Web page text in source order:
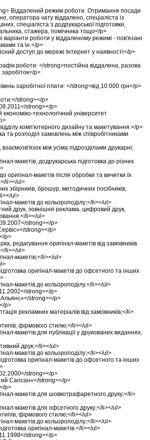
Віддалений режим роботи. Отримання посади
оператора чату віддалено, спеціаліста із
спеціаліста з додрукарської підготовки,
стажера, помічника тощо</p>
варіанти роботи у віддаленому режимі - пов'язані
та ін.</p>
доступ до мережі Інтернет у наявності</p>
роботи: </strong>постійна віддалена, разова
p>
заробітної плати: </strong>від 10 000 грн</p>
strong></p>
strong></p>
технологічний університет
комп'ютерного дизайну та макетування.</p>
та розподіл замовлень між співробітниками
між усіма підрозділами друкарні;
макетів, додрукарська підготовка до різних
оригінал-макетів після обробки та вичитки їх
li></ul>
збірників, брошур, методичних посібників,
ul>
макетів до кольороподілу;</li></ul>
друк, зовнішня реклама, цифровий друк,
li></ul>
strong></p>
strong></p>
p>
редагування оригінал-макетів від замовників
li></ul>
макетів;</li></ul>
оригінал-макетів до офсетного та інших
макетів до кольороподілу.</li></ul>
strong></p>
strong></p>
p>
рекламних матеріалів від замовників;</li>
фірмового стилю;</li></ul>
макетів для публікації у друкованих виданнях;
друк;</li></ul>
макетів до кольороподілу;</li></ul>
оригінал-макетів до офсетного та інших
strong></p>
Сапсан»</strong></p>
p>
макетів для шовкотрафаретного друку;</li>
макетів для офсетного друку;</li></ul>
фірмового стилю;</li></ul>
макетів до кольороподілу;</li></ul>
оригінал-макетів.</li></ul>
strong></p>